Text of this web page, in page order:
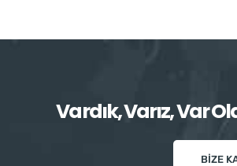
Vardık, Varız, Var
BIZE